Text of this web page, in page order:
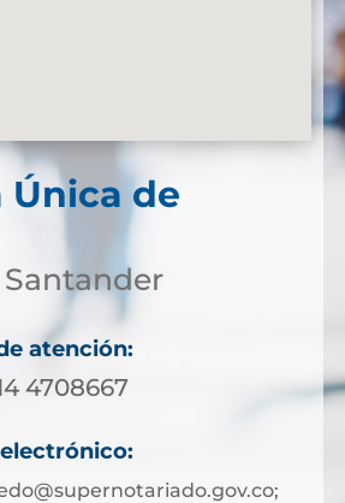
Única de
atención:
4708667